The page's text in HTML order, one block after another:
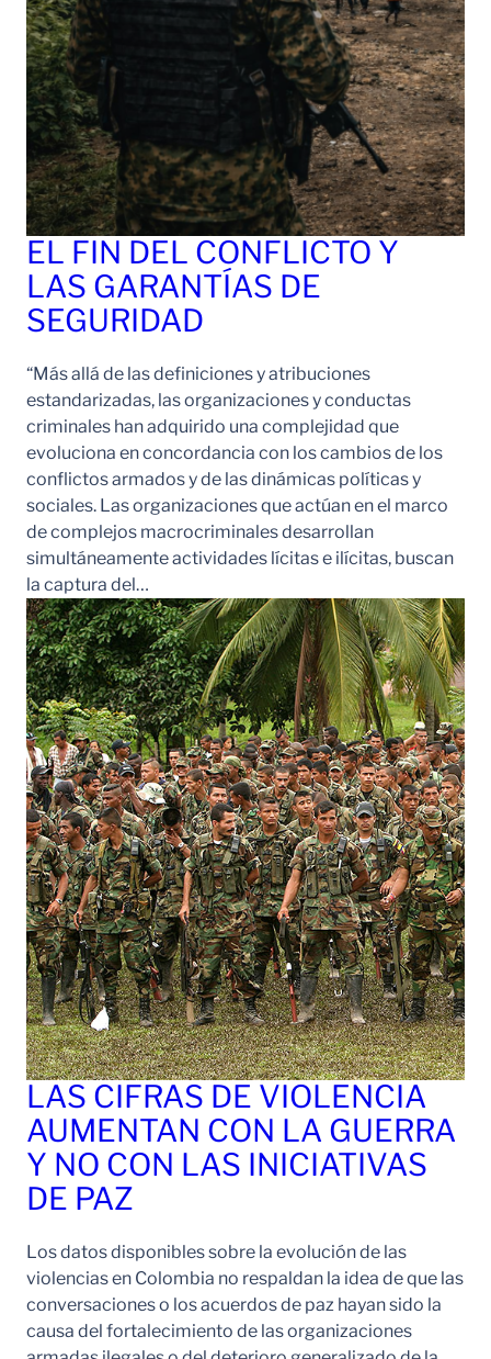
EL FIN DEL CONFLICTO Y
LAS GARANTÍAS DE
SEGURIDAD
“Más allá de las definiciones y atribuciones
estandarizadas, las organizaciones y conductas
criminales han adquirido una complejidad que
evoluciona en concordancia con los cambios de los
conflictos armados y de las dinámicas políticas y
sociales. Las organizaciones que actúan en el marco
de complejos macrocriminales desarrollan
simultáneamente actividades lícitas e ilícitas, buscan
la captura del…
LAS CIFRAS DE VIOLENCIA
AUMENTAN CON LA GUERRA
Y NO CON LAS INICIATIVAS
DE PAZ
Los datos disponibles sobre la evolución de las
violencias en Colombia no respaldan la idea de que las
conversaciones o los acuerdos de paz hayan sido la
causa del fortalecimiento de las organizaciones